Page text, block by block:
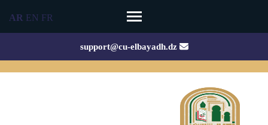
(Press
support@cu-elbayadh.dz
AR EN FR